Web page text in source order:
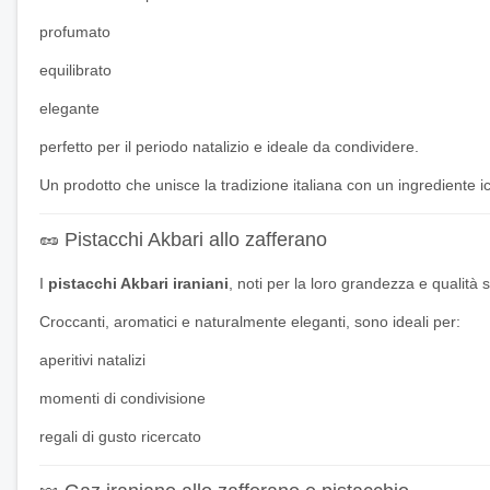
profumato
equilibrato
elegante
perfetto per il periodo natalizio e ideale da condividere.
Un prodotto che unisce la tradizione italiana con un ingrediente
🥜 Pistacchi Akbari allo zafferano
I pistacchi Akbari iraniani, noti per la loro grandezza e qualità
Croccanti, aromatici e naturalmente eleganti, sono ideali per:
aperitivi natalizi
momenti di condivisione
regali di gusto ricercato